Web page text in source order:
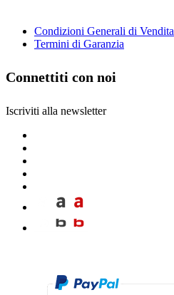
Condizioni Generali di Vendita
Termini di Garanzia
Connettiti con noi
Iscriviti alla newsletter